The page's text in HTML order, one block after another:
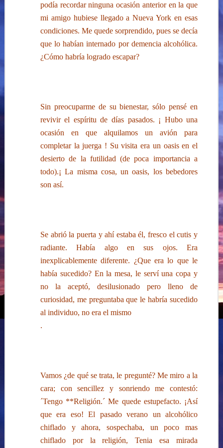
podía recordar ninguna ocasión anterior en la que
mi amigo hubiese llegado a Nueva York en esas
condiciones. Me quede sorprendido, pues se decía
que lo habían internado por demencia alcohólica.
¿Cómo habría logrado escapar?
Sin preocuparme de su bienestar, sólo pensé en
revivir el espíritu de días pasados. ¡ Hubo una
ocasión en que alquilamos un avión para
completar la juerga ! Su visita era un oasis en el
desierto de la futilidad (de poca importancia a
todo).¡ La misma cosa, un oasis, los bebedores
son así.
Se abrió la puerta y ahí estaba él, fresco el cutis y
radiante. Había algo en sus ojos. Era
inexplicablemente diferente. ¿Que era lo que le
había sucedido? En la mesa, le serví una copa y
no la aceptó, desilusionado pero lleno de
curiosidad, me preguntaba que le habría sucedido
al individuo, no era el mismo
.
Vamos ¿de qué se trata, le pregunté? Me miro a la
cara; con sencillez y sonriendo me contestó:
´Tengo **Religión.´ Me quede estupefacto. ¡Así
que era eso! El
pasado verano un alcohólico
chiflado y ahora, sospechaba, un poco mas
chiflado por la religión, Tenia esa mirada